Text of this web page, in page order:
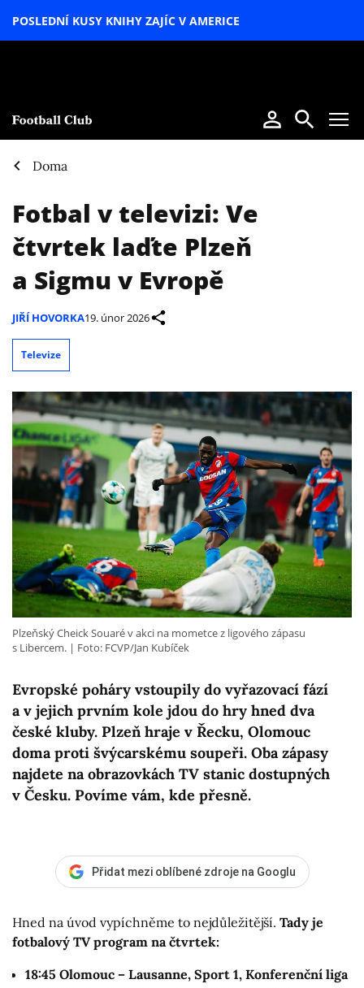
POSLEDNÍ KUSY KNIHY ZAJÍC V AMERICE
Doma
Fotbal v televizi: Ve
čtvrtek laďte Plzeň
a Sigmu v Evropě
JIŘÍ HOVORKA19. únor 2026
Televize
Evropské poháry vstoupily do vyřazovací fází
a v jejich prvním kole jdou do hry hned dva
české kluby. Plzeň hraje v Řecku, Olomouc
doma proti švýcarskému soupeři. Oba zápasy
najdete na obrazovkách TV stanic dostupných
v Česku. Povíme vám, kde přesně.
Plzeňský Cheick Souaré v akci na mometce z ligového zápasu
s Libercem.
Foto: FCVP/Jan Kubíček
Přidat mezi oblíbené zdroje na Googlu
Hned na úvod vypíchněme to nejdůležitější. Tady je
fotbalový TV program na čtvrtek:
18:45 Olomouc – Lausanne, Sport 1, Konferenční liga